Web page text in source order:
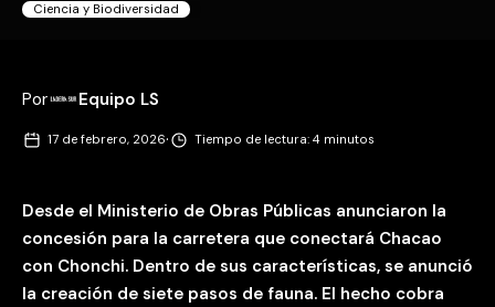
Ciencia y Biodiversidad
Por Equipo LS
17 de febrero, 2026· Tiempo de lectura: 4 minutos
Desde el Ministerio de Obras Públicas anunciaron la
concesión para la carretera que conectará Chacao
con Chonchi. Dentro de sus características, se anunció
la creación de siete pasos de fauna. El hecho cobra